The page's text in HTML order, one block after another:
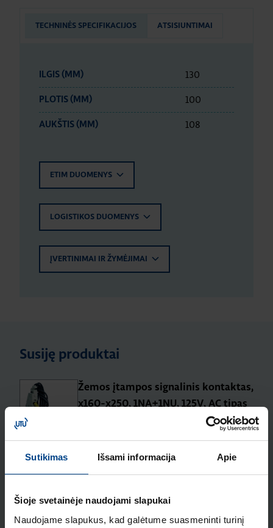
Sutikimas Išsami informacija Apie
Šioje svetainėje naudojami slapukai
Naudojame slapukus, kad galėtume suasmeninti turinį
TECHNINĖS SPECIFIKACIJOS ATSISIUNTIMAI
ILGIS (MM) 130
PLOTIS (MM) 100
AUKŠTIS (MM) 108
ETIM DUOMENYS
LOGISTIKOS DUOMENYS
ĮVERTINIMAI IR ŽYMĖJIMAI
Susiję produktai
Žemos įtampos signalinis kontaktas,
x160-x250, 1NA+1NU, 125V, AC tipas
Produkto kodas: HXA031H
Papildomas kontaktas, x160-x250,
1NA+1NU, 250VAC/3A, 125VDC/0.4A